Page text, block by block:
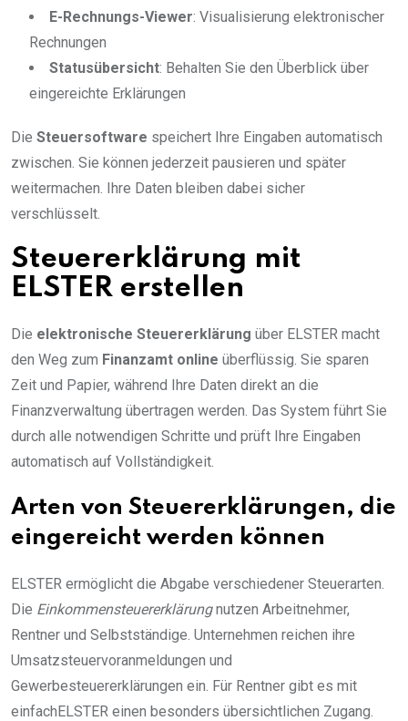
E-Rechnungs-Viewer: Visualisierung elektronischer
Rechnungen
Statusübersicht: Behalten Sie den Überblick über
eingereichte Erklärungen
Die Steuersoftware speichert Ihre Eingaben automatisch
zwischen. Sie können jederzeit pausieren und später
weitermachen. Ihre Daten bleiben dabei sicher
verschlüsselt.
Steuererklärung mit
ELSTER erstellen
Die elektronische Steuererklärung über ELSTER macht
den Weg zum Finanzamt online überflüssig. Sie sparen
Zeit und Papier, während Ihre Daten direkt an die
Finanzverwaltung übertragen werden. Das System führt Sie
durch alle notwendigen Schritte und prüft Ihre Eingaben
automatisch auf Vollständigkeit.
Arten von Steuererklärungen, die
eingereicht werden können
ELSTER ermöglicht die Abgabe verschiedener Steuerarten.
Die Einkommensteuererklärungnutzen Arbeitnehmer,
Rentner und Selbstständige. Unternehmen reichen ihre
Umsatzsteuervoranmeldungen und
Gewerbesteuererklärungen ein. Für Rentner gibt es mit
einfachELSTER einen besonders übersichtlichen Zugang.